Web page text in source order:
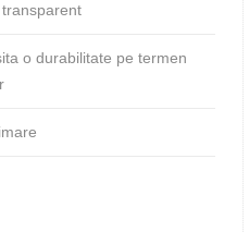
o durabilitate pe termen